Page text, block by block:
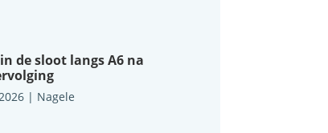
de sloot langs A6 na
| Nagele